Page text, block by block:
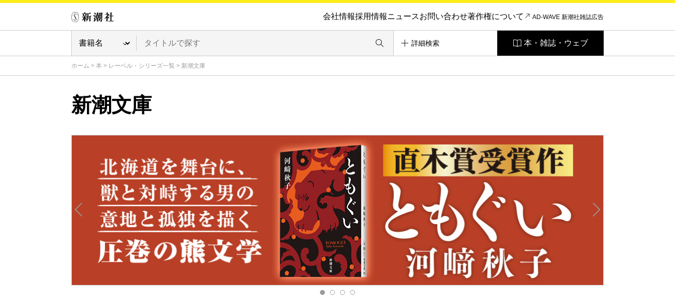
会社情報採用情報ニュースお問い合わせ著作権について AD-WAVE 新潮社雑誌広告
詳細検索 本・雑誌・ウェブ
ホーム > 本 > レーベル・シリーズ一覧 > 新潮文庫
新潮文庫